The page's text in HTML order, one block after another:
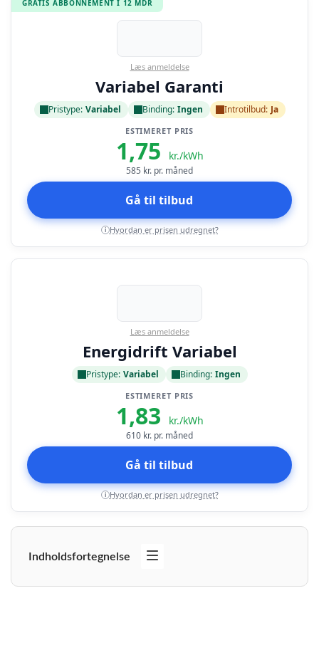
GRATIS ABBONNEMENT I 12 MDR
Læs anmeldelse
Variabel Garanti
Pristype: Variabel Binding: Ingen Introtilbud: Ja
ESTIMERET PRIS
1,75 kr./kWh
585 kr. pr. måned
Gå til tilbud
i Hvordan er prisen udregnet?
Læs anmeldelse
Energidrift Variabel
Pristype: Variabel Binding: Ingen
ESTIMERET PRIS
1,83 kr./kWh
610 kr. pr. måned
Gå til tilbud
i Hvordan er prisen udregnet?
Indholdsfortegnelse